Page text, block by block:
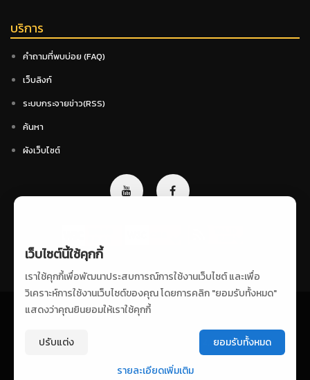
บริการ
คำถามที่พบบ่อย (FAQ)
เว็บลิงก์
ระบบกระจายข่าว(RSS)
ค้นหา
ผังเว็บไซต์
นโยบายเว็บไซต์
จำนวนผู้เข้าชมเว็บไซต์ วันนี้ : 278 เดือนนี้ : 2,385 ปีนี้ : 71,313
© สงวนลิขสิทธิ์ตามพระราชบัญญัติลิขสิทธิ์โดย กรมกิจการผู้สูงอายุ
เว็บไซต์นี้ใช้คุกกี้
เราใช้คุกกี้เพื่อพัฒนาประสบการณ์การใช้งานเว็บไซต์ และเพื่อ
วิเคราะห์การใช้งานเว็บไซต์ของคุณ โดยการคลิก "ยอมรับทั้งหมด"
แสดงว่าคุณยินยอมให้เราใช้คุกกี้
ปรับแต่ง
รายละเอียดเพิ่มเติม
ยอมรับทั้งหมด